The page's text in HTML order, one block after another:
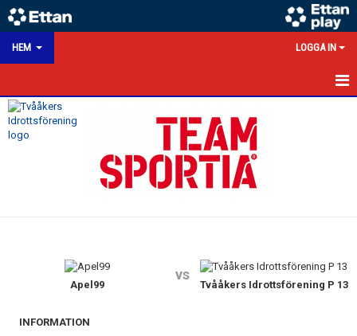
HEM LOGGA IN
HEM
VÅRA SPONSORER
KONTAKT
Apel99
vs
Tvååkers Idrottsförening P 13
INFORMATION